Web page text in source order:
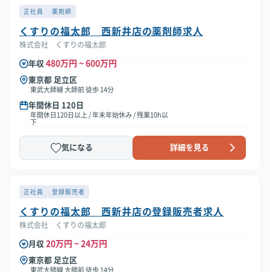
正社員 薬剤師
くすりの福太郎 西新井店の薬剤師求人
株式会社 くすりの福太郎
年収 480万円 ~ 600万円
東京都 足立区
東武大師線 大師前 徒歩 14分
年間休日 120日
年間休日120日以上 / 年末年始休み / 残業10h以
下
気になる 詳細を見る
正社員 登録販売者
くすりの福太郎 西新井店の登録販売者求人
株式会社 くすりの福太郎
月収 20万円 ~ 24万円
東京都 足立区
東武大師線 大師前 徒歩 14分